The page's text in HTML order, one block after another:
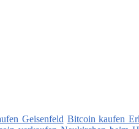
Geisenfeld Bitcoin kaufen